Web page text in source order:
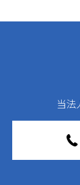
当法